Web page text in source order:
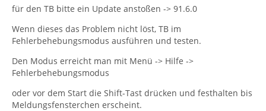
für den TB bitte ein Update anstoßen -> 91.6.0
Wenn dieses das Problem nicht löst, TB im
Fehlerbehebungsmodus ausführen und testen.
Den Modus erreicht man mit Menü -> Hilfe ->
Fehlerbehebungsmodus
oder vor dem Start die Shift-Tast drücken und festhalten bis
Meldungsfensterchen erscheint.